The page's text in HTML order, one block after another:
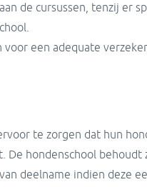
de cursussen, tenzij er
voor een adequate
te zorgen dat hun
De hondenschool behoudt
deelname indien deze